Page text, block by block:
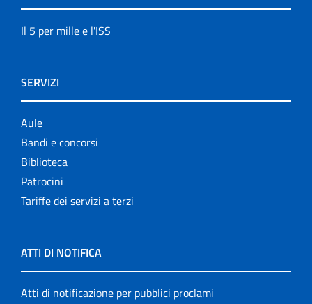
Il 5 per mille e l'ISS
SERVIZI
Aule
Bandi e concorsi
Biblioteca
Patrocini
Tariffe dei servizi a terzi
ATTI DI NOTIFICA
Atti di notificazione per pubblici proclami